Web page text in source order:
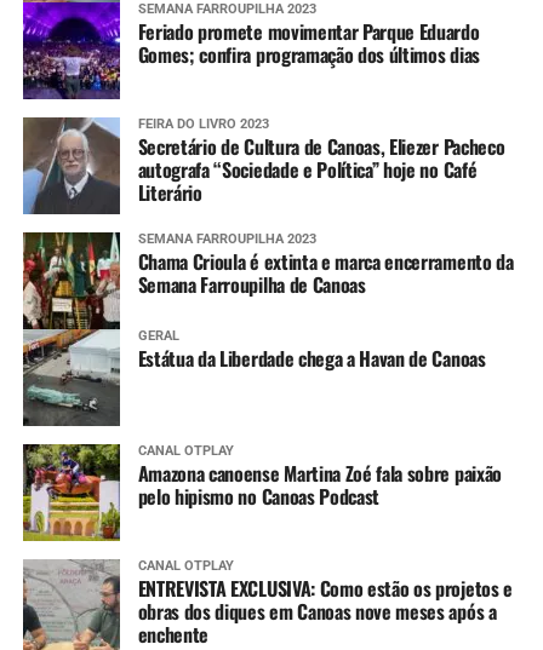
SEMANA FARROUPILHA 2023
Feriado promete movimentar Parque Eduardo
Gomes; confira programação dos últimos dias
FEIRA DO LIVRO 2023
Secretário de Cultura de Canoas, Eliezer Pacheco
autografa “Sociedade e Política” hoje no Café
Literário
SEMANA FARROUPILHA 2023
Chama Crioula é extinta e marca encerramento da
Semana Farroupilha de Canoas
GERAL
Estátua da Liberdade chega a Havan de Canoas
CANAL OTPLAY
Amazona canoense Martina Zoé fala sobre paixão
pelo hipismo no Canoas Podcast
CANAL OTPLAY
ENTREVISTA EXCLUSIVA: Como estão os projetos e
obras dos diques em Canoas nove meses após a
enchente